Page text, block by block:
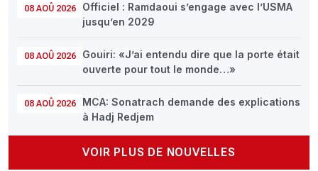
08 AOÛ 2026
Officiel : Ramdaoui s’engage avec l’USMA
jusqu’en 2029
08 AOÛ 2026
Gouiri: «J’ai entendu dire que la porte était
ouverte pour tout le monde…»
08 AOÛ 2026
MCA: Sonatrach demande des explications
à Hadj Redjem
VOIR PLUS DE NOUVELLES